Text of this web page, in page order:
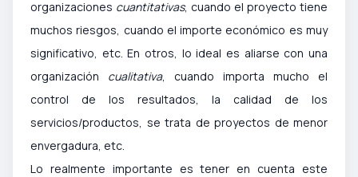
organizaciones cuantitativas, cuando el proyecto tiene
muchos riesgos, cuando el importe económico es muy
significativo, etc. En otros, lo ideal es aliarse con una
organización cualitativa, cuando importa mucho el
control de los resultados, la calidad de los
servicios/productos, se trata de proyectos de menor
envergadura, etc.
Lo realmente importante es tener en cuenta este